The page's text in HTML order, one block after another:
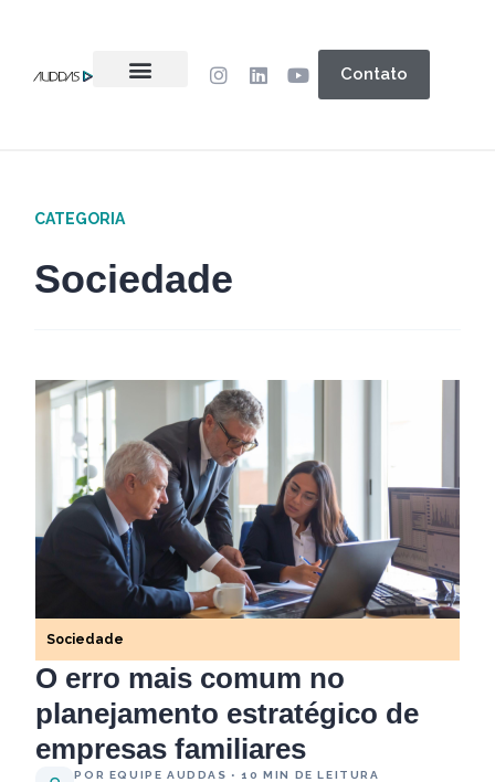
Contato
CATEGORIA
Sociedade
Sociedade
O erro mais comum no
planejamento estratégico de
empresas familiares
POR EQUIPE AUDDAS • 10 MIN DE LEITURA